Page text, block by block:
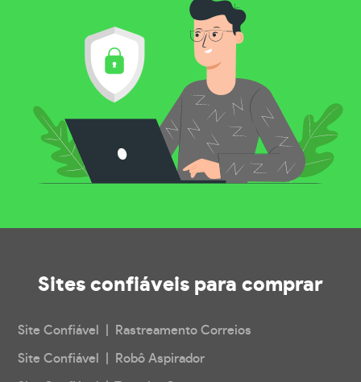
Sites confiáveis para comprar
Site Confiável | Rastreamento Correios
Site Confiável | Robô Aspirador